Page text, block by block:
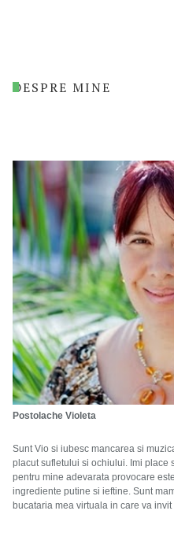
DESPRE MINE
Postolache Violeta
Sunt Vio si iubesc mancarea si
placut sufletului si ochiului. Imi place
pentru mine adevarata provocare
ingrediente putine si ieftine. Sunt
bucataria mea virtuala in care va